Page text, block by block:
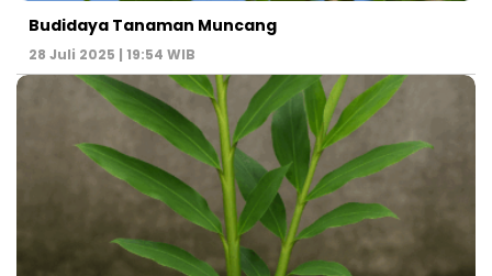
Budidaya Tanaman Muncang
28 Juli 2025 | 19:54 WIB